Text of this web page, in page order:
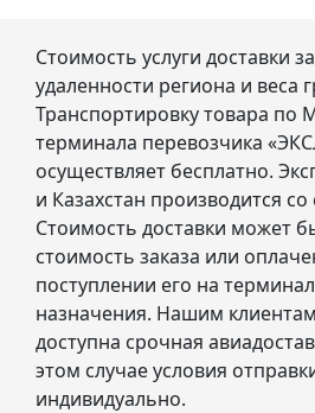
Стоимость услуги доставки
удаленности региона и веса
Транспортировку товара по
терминала перевозчика
осуществляет бесплатно.
и Казахстан производится
Стоимость доставки может
стоимость заказа или
поступлении его на
назначения. Нашим
доступна срочная
этом случае условия
индивидуально.